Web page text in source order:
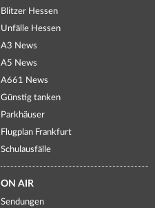
Blitzer Hessen
Unfälle Hessen
A3 News
A5 News
A661 News
Günstig tanken
Parkhäuser
Flugplan Frankfurt
Schulausfälle
ON AIR
Sendungen